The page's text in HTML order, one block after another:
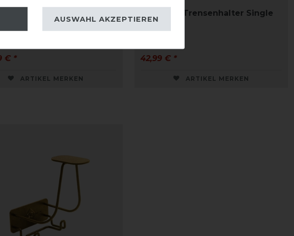
€ *
ARTIKEL MERKEN
Kentucky Trensenhalter Single
42,99 € *
ARTIKEL MERKEN
AUSWAHL AKZEPTIEREN